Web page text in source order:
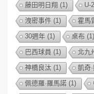
藤田明日翔 (1) U-
洩密事件 (1) 霍馬
30週年 (1) 桌布 (1)
巴西球員 (1) 北九
神橋良汰 (1) 凱奇
佩德羅·羅馬諾 (1)